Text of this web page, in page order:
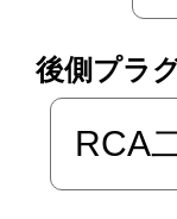
後側プラ